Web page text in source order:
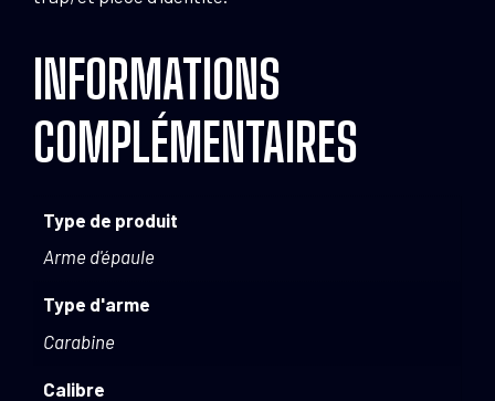
INFORMATIONS
COMPLÉMENTAIRES
Type de produit
Arme d'épaule
Type d'arme
Carabine
Calibre